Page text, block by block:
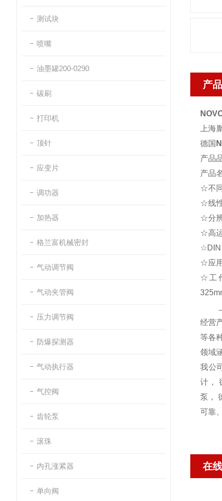
测试块
喷嘴
油墨罐200-0290
碳刷
打印机
顶针
应变片
调功器
加热器
格兰富机械密封
气动调节阀
气动夹管阀
压力调节阀
防爆探测器
气动执行器
气控阀
齿轮泵
滚珠
内孔涨紧器
单向阀
产
上海
德国
产品
产品
☆不
☆线
☆分
☆高
☆
☆应
☆工
经营
等各
领域
我公
计，
泵，
可靠
在